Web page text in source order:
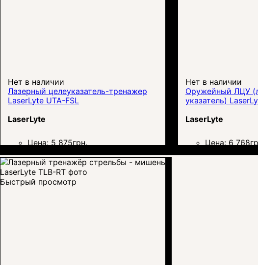
Нет в наличии
Лазерный целеуказатель-тренажер
LaserLyte UTA-FSL
LaserLyte
Цена: 5 875грн.
Нет в наличии
Оружейный ЛЦУ
указатель)
LaserLyte
Цена: 6 768
Быстрый просмотр